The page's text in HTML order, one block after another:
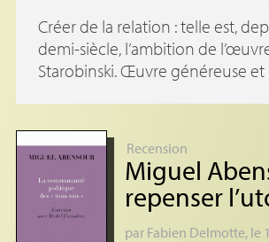
Créer de la relation : telle est,
demi-siècle, l’ambition de
Starobinski. Œuvre généreuse
Recension
Miguel
repenser
par Fabien Delmotte, le